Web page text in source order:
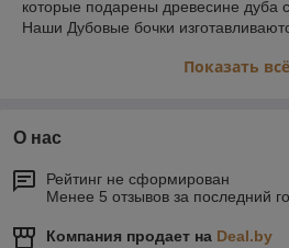
которые подарены древесине дуба
Наши Дубовые бочки
важно) без применения клея, лака,
краником и пробкой, а также
условиях подойдут небольшие
20 литров. Чем меньше емкость,
ароматом и веществами. Если
Показать всё
О нас
Рейтинг не сформирован
Менее 5 отзывов за последний
Компания продает на Deal.by